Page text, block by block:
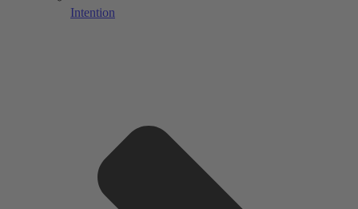
Intention